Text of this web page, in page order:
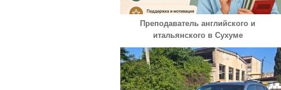
Преподаватель английского и
итальянского в Сухуме